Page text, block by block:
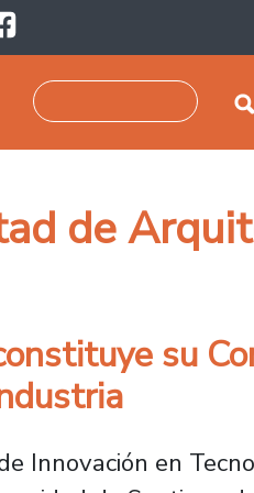
de
su
Innovación en